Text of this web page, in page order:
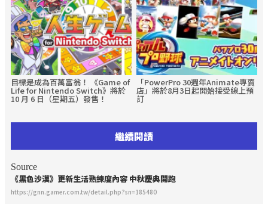
目標是成為百萬富翁！ 《Game of
Life for Nintendo Switch》將於
10 月 6 日（星期五）發售！
「PowerPro 30週年Animate專賣
店」將於8月3日起開始接受線上預
訂
繼續閱讀
Source
《黑色沙漠》更新生活熟練度內容 中秋慶典開跑
https://gnn.gamer.com.tw/detail.php?sn=185480